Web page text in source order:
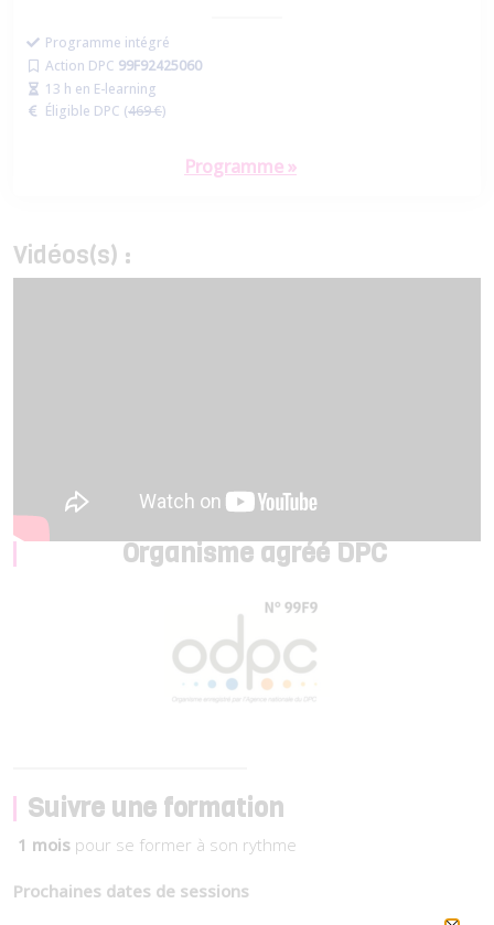
Programme intégré
Action DPC 99F92425060
13 h en E-learning
Éligible DPC (469 €)
Programme »
Vidéos(s) :
Organisme agréé DPC
Suivre une formation
1 mois pour se former à son rythme
Prochaines dates de sessions